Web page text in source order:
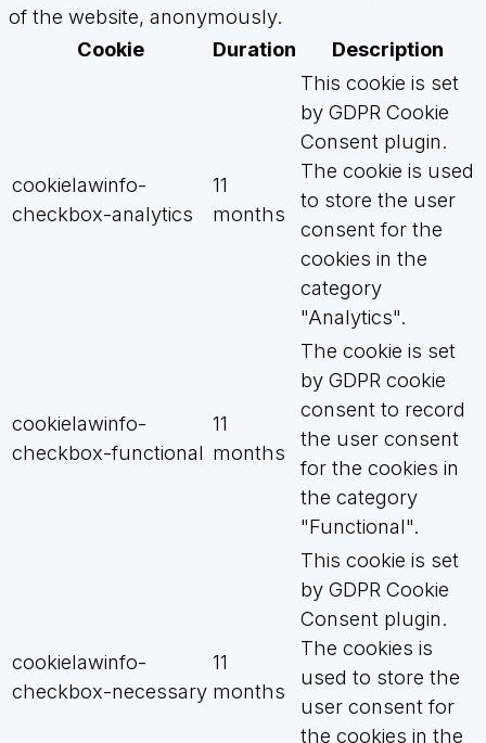
of the website, anonymously.
Cookie
Duration Description
cookielawinfo-
checkbox-analytics
11
months
This cookie is set
by GDPR Cookie
Consent plugin.
The cookie is used
to store the user
consent for the
cookies in the
category
"Analytics".
cookielawinfo-
checkbox-functional
11
months
The cookie is set
by GDPR cookie
consent to record
the user consent
for the cookies in
the category
"Functional".
cookielawinfo-
checkbox-necessary
11
months
This cookie is set
by GDPR Cookie
Consent plugin.
The cookies is
used to store the
user consent for
the cookies in the